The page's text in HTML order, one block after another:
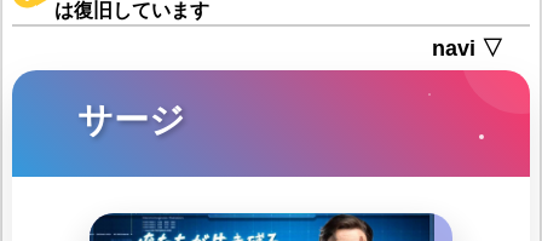
は復旧しています
navi ▽
サージ